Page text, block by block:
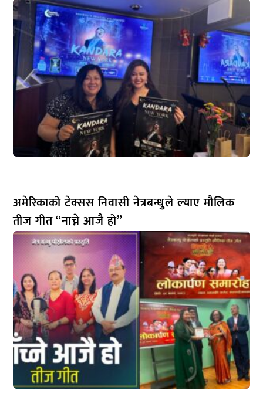
अमेरिकाको टेक्सस निवासी नेत्रबन्धुले ल्याए मौलिक
तीज गीत “नाच्ने आजै हो”